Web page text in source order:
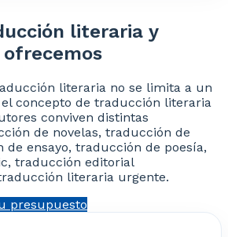
literaria y
literaria no se limita a un
el concepto de traducción literaria
conviven distintas
de novelas, traducción de
ensayo, traducción de poesía,
traducción editorial
literaria urgente.
presupuesto